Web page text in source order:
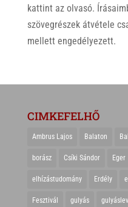
kattint az olvasó.
szövegrészek átvétele
mellett engedélyezett.
CIMKEFELHŐ
Ambrus Lajos Balaton
borász Csíki Sándor Eger
elhízástudomány Erdély
Fesztivál gulyás